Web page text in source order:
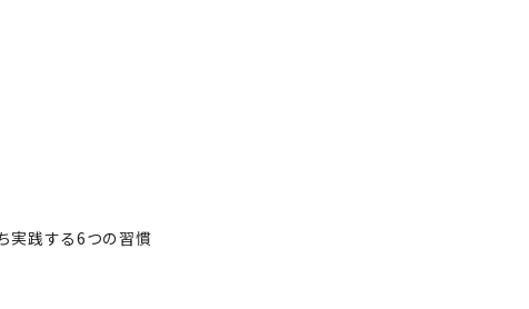
実践する6つの習慣